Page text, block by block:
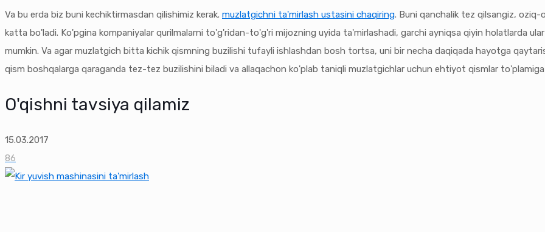
Va bu erda biz buni kechiktirmasdan qilishimiz kerak. muzlatgichni ta'mirlash ustasini chaqiring. Buni qanchalik tez qilsangiz,
katta bo'ladi. Ko'pgina kompaniyalar qurilmalarni to'g'ridan-to'g'ri mijozning uyida ta'mirlashadi, garchi ayniqsa qiyin holatlarda
mumkin. Va agar muzlatgich bitta kichik qismning buzilishi tufayli ishlashdan bosh tortsa, uni bir necha daqiqada hayotga
qism boshqalarga qaraganda tez-tez buzilishini biladi va allaqachon ko'plab taniqli muzlatgichlar uchun ehtiyot qismlar to'plamiga
O'qishni tavsiya qilamiz
15.03.2017
86